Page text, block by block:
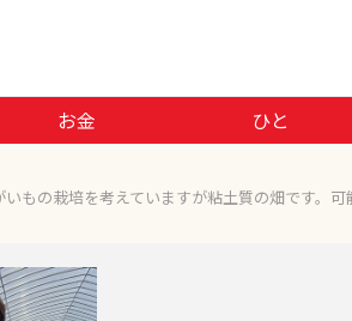
お金 ひと
いもの栽培を考えていますが粘土質の畑です。可